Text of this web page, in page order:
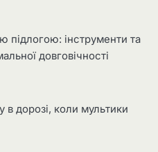
підлогою: інструменти та
довговічності
в дорозі, коли мультики